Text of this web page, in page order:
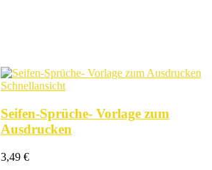
Schnellansicht
Seifen-Sprüche- Vorlage zum
Ausdrucken
3,49 €